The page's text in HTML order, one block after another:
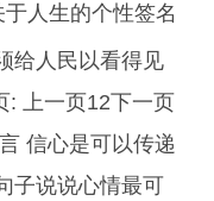
人生的个性签名
给人民以看得见
上一页12下一页
信心是可以传递
子说说心情最可